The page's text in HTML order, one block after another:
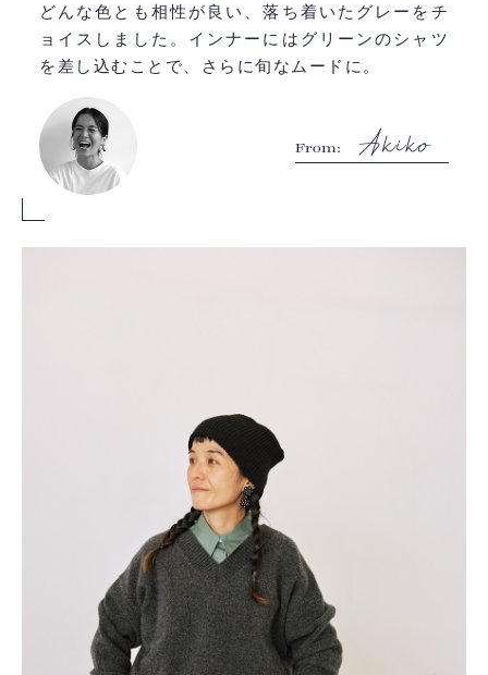
どんな色とも相性が良い、落ち着いたグレーをチ
ョイスしました。インナーにはグリーンのシャツ
を差し込むことで、さらに旬なムードに。
From: